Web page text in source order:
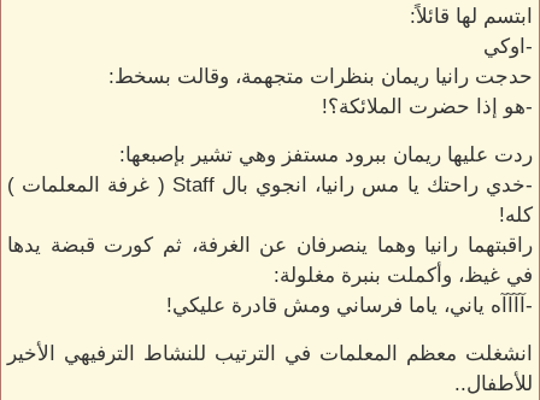
ابتسم لها قائلاً:
-اوكي
حدجت رانيا ريمان بنظرات متجهمة، وقالت بسخط:
-هو إذا حضرت الملائكة؟!
ردت عليها ريمان ببرود مستفز وهي تشير بإصبعها:
-خدي راحتك يا مس رانيا، انجوي بال Staff ( غرفة المعلمات )
كله!
راقبتهما رانيا وهما ينصرفان عن الغرفة، ثم كورت قبضة يدها
في غيظ، وأكملت بنبرة مغلولة:
-آآآآه ياني، ياما فرساني ومش قادرة عليكي!
انشغلت معظم المعلمات في الترتيب للنشاط الترفيهي الأخير
للأطفال..